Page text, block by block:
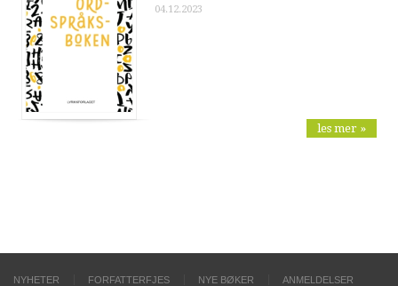
04.12.2023
les mer »
NYHETER FORFATTERFJES NYE BØKER
ANMELDELSER